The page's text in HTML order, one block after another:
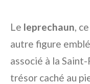
Le leprechaun,
autre figure
associé à la
trésor caché au